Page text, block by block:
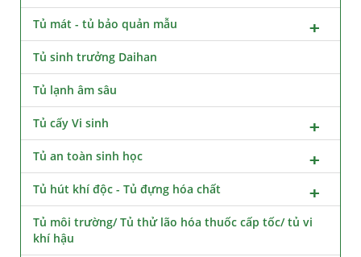
Tủ mát - tủ bảo quản mẫu
Tủ sinh trưởng Daihan
Tủ lạnh âm sâu
Tủ cấy Vi sinh
Tủ an toàn sinh học
Tủ hút khí độc - Tủ đựng hóa chất
Tủ môi trường/ Tủ thử lão hóa thuốc cấp tốc/ tủ vi
khí hậu